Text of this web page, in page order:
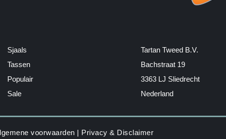
Sjaals
Tassen
Populair
Sale
Tartan Tweed B.V.
Bachstraat 19
3363 LJ Sliedrecht
Nederland
voorwaarden | Privacy & Disclaimer